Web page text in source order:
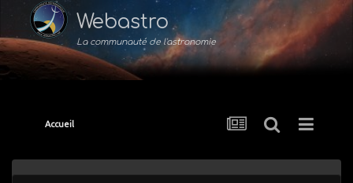
Webastro
La communauté de l'astronomie
Accueil